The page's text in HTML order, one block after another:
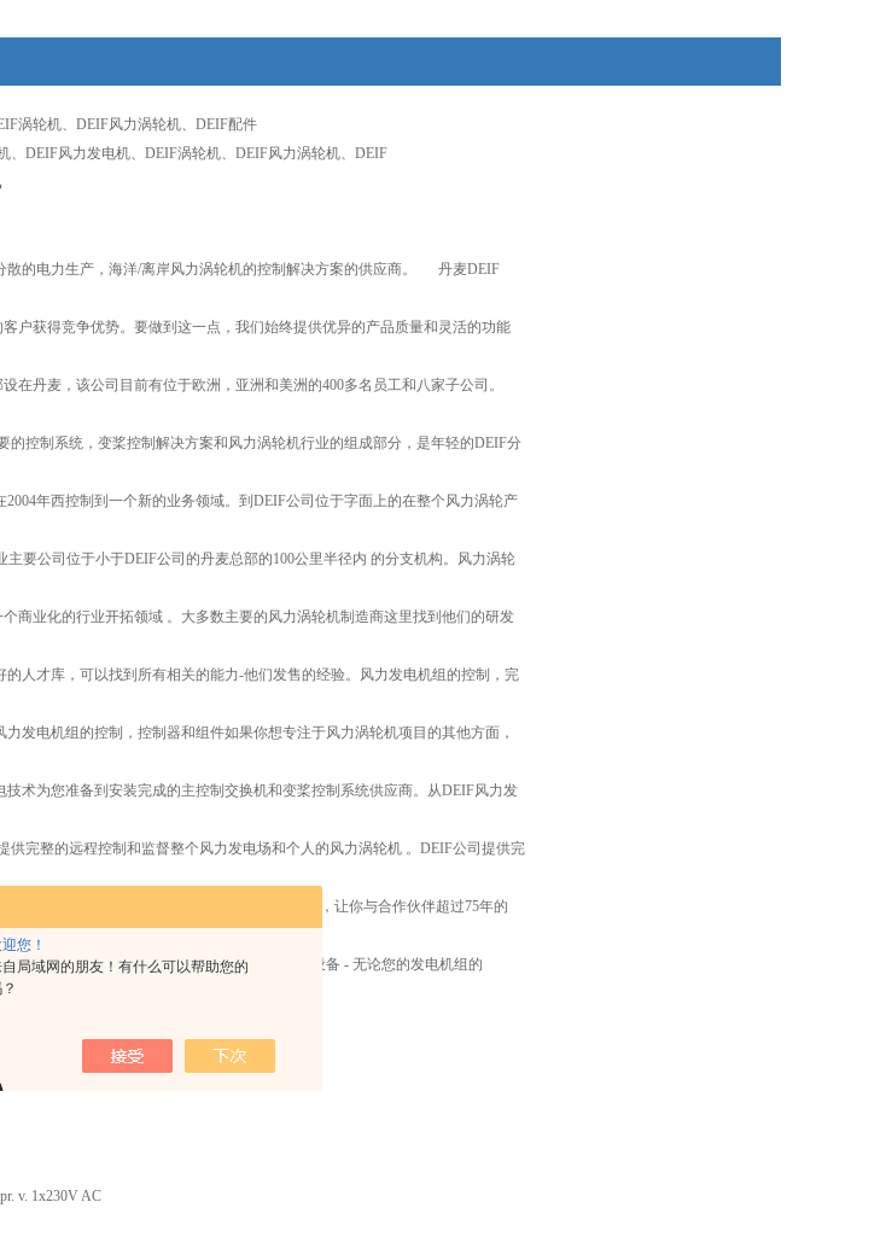
您！
局域网的朋友！有什么可以帮助您的
涡轮机、DEIF风力涡轮机、DEIF配件
、DEIF风力发电机、DEIF涡轮机、DEIF风力涡轮机、DEIF
散的电力生产，海洋/离岸风力涡轮机的控制解决方案的供应商。 丹麦DEIF
户获得竞争优势。要做到这一点，我们始终提供优异的产品质量和灵活的功能
在丹麦，该公司目前有位于欧洲，亚洲和美洲的400多名员工和八家子公司。
的控制系统，变桨控制解决方案和风力涡轮机行业的组成部分，是年轻的DEIF分
年西控制到一个新的业务领域。到DEIF公司位于字面上的在整个风力涡轮产
要公司位于小于DEIF公司的丹麦总部的100公里半径内 的分支机构。风力涡轮
商业化的行业开拓领域 。大多数主要的风力涡轮机制造商这里找到他们的研发
人才库，可以找到所有相关的能力-他们发售的经验。风力发电机组的控制，完
发电机组的控制，控制器和组件如果你想专注于风力涡轮机项目的其他方面，
术为您准备到安装完成的主控制交换机和变桨控制系统供应商。从DEIF风力发
供完整的远程控制和监督整个风力发电场和个人的风力涡轮机 。DEIF公司提供完
总机工具到高级定制的电源管理系统。选择我们，让你与合作伙伴超过75年的
电源，megaplants - 你他们的名字。保护和监测设备 - 无论您的发电机组的
决方案，但当然很乐意借给其他方面的知识。
v. 1x230V AC